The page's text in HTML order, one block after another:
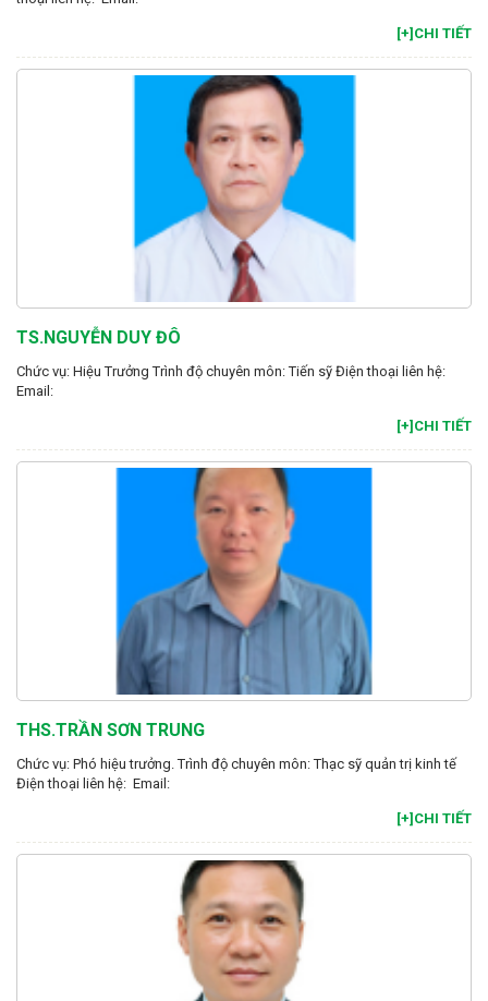
[+]CHI TIẾT
TS.NGUYỄN DUY ĐÔ
Chức vụ: Hiệu Trưởng Trình độ chuyên môn: Tiến sỹ Điện thoại liên hệ:
Email:
[+]CHI TIẾT
THS.TRẦN SƠN TRUNG
Chức vụ: Phó hiệu trưởng. Trình độ chuyên môn: Thạc sỹ quản trị kinh tế
Điện thoại liên hệ: Email:
[+]CHI TIẾT